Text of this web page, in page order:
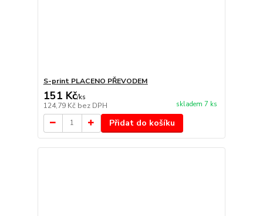
S-print PLACENO PŘEVODEM
151 Kč/ks
124,79 Kč bez DPH skladem 7 ks
Přidat do košíku